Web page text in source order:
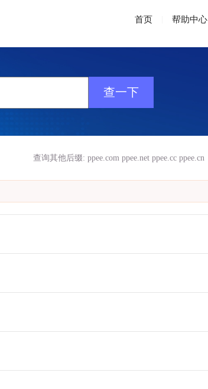
首页 帮助中心
查询其他后缀: ppee.com ppee.net ppee.cc ppee.cn